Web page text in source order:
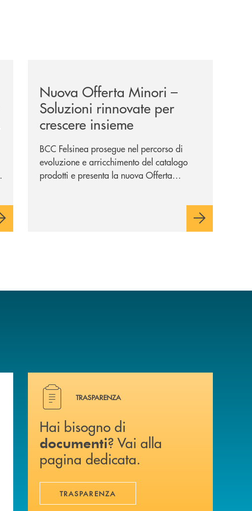
Nuova Offerta Minori –
Soluzioni rinnovate per
crescere insieme
BCC Felsinea prosegue nel percorso di
evoluzione e arricchimento del catalogo
prodotti e presenta la nuova Offerta
Hai bisogno di documenti ? Vai alla pagina dedicata.
TRASPARENZA
Hai bisogno di
documenti? Vai alla
pagina dedicata.
TRASPARENZA